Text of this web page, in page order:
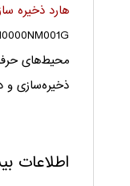
هارد ذخیره
محیط‌های
ذخیره‌سازی و
اطلاعات